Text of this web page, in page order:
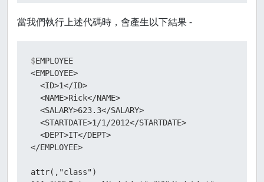
當我們執行上述代碼時，會產生以下結果 -
$EMPLOYEE
<EMPLOYEE>
  <ID>1</ID>
  <NAME>Rick</NAME>
  <SALARY>623.3</SALARY>
  <STARTDATE>1/1/2012</STARTDATE>
  <DEPT>IT</DEPT>
</EMPLOYEE>
attr(,"class")